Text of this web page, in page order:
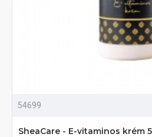
54699
SheaCare - E-vitaminos krém